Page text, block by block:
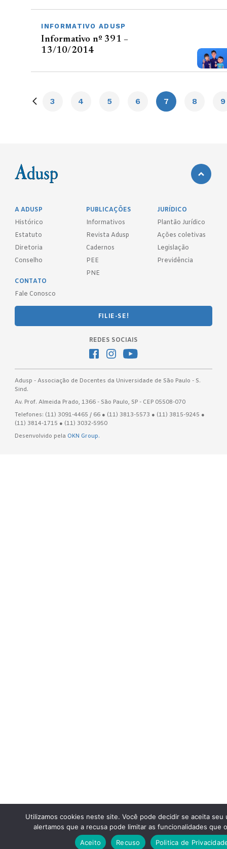
INFORMATIVO ADUSP
Informativo nº 391 –
13/10/2014
3 4 5 6 7 8 9
A ADUSP
Histórico
Estatuto
Diretoria
Conselho
PUBLICAÇÕES
Informativos
Revista Adusp
Cadernos
PEE
PNE
JURÍDICO
Plantão Jurídico
Ações coletivas
Legislação
Previdência
CONTATO
Fale Conosco
FILIE-SE!
REDES SOCIAIS
Adusp - Associação de Docentes da Universidade de São Paulo - S.
Sind.
Av. Prof. Almeida Prado, 1366 - São Paulo, SP - CEP 05508-070
Telefones: (11) 3091-4465 / 66 ● (11) 3813-5573 ● (11) 3815-9245 ●
(11) 3814-1715 ● (11) 3032-5950
Desenvolvido pela OKN Group.
Utilizamos cookies neste site. Você pode decidir se aceita seu
alertamos que a recusa pode limitar as funcionalidades que
Aceito
Recuso Politica de